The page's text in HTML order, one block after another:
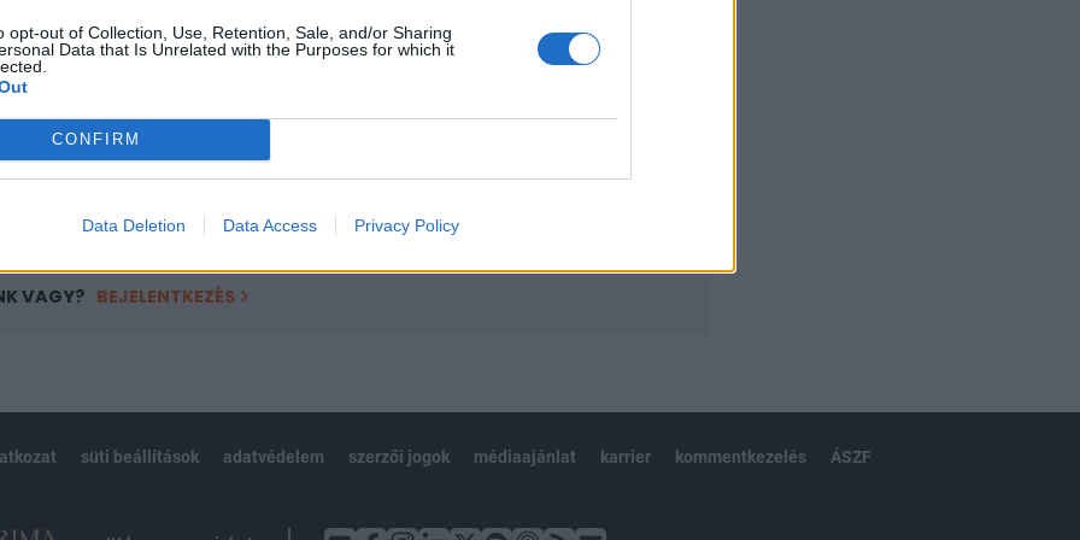
opt-out of Collection, Use, Retention, Sale, and/or Sharing
Data that Is Unrelated with the Purposes for which it
CONFIRM
Data Deletion Data Access Privacy Policy
tartalmazza:
cikkarchívum
elmúlt 2 év napon belüli
VAGY? BEJELENTKEZÉS
süti beállítások adatvédelem szerzői jogok médiaajánlat karrier kommentkezelés ÁSZF